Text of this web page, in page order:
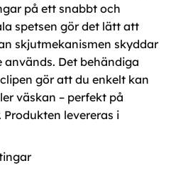
på ett snabbt och
spetsen gör det lätt att
skjutmekanismen skyddar
Det behändiga
gör att du enkelt kan
väskan – perfekt på
levereras i